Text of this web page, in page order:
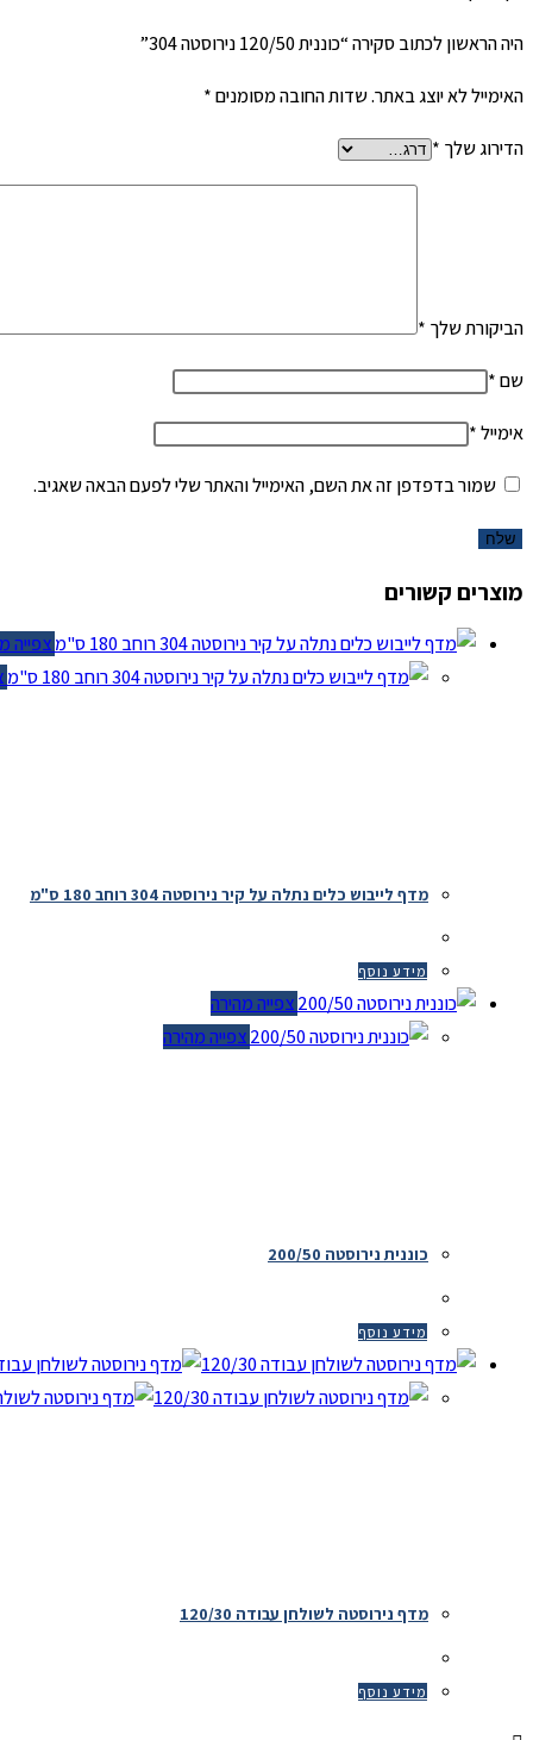
היה הראשון לכתוב סקירה “כוננית 120/50 נירוסטה 304”
האימייל לא יוצג באתר.שדות החובה מסומנים*
הדירוג שלך*
הביקורת שלך*
שם*
אימייל*
שמור בדפדפן זה את השם, האימייל והאתר שלי לפעם הבאה שאגיב.
מוצרים קשורים
צפייה
מדף לייבוש כלים נתלה על קיר נירוסטה 304 רוחב 180 ס"מ
מידע נוסף
צפייה מהירה
צפייה מהירה
כוננית נירוסטה 200/50
מידע נוסף
מדף נירוסטה לשולחן עבודה 120/30
מידע נוסף